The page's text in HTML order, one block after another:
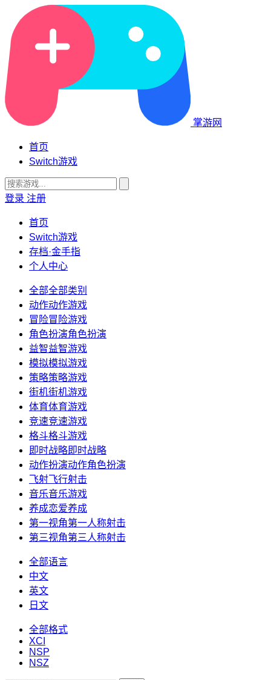
掌游网
首页
Switch游戏
登录 注册
首页
Switch游戏
存档·金手指
个人中心
全部全部类别
动作动作游戏
冒险冒险游戏
角色扮演角色扮演
益智益智游戏
模拟模拟游戏
策略策略游戏
街机街机游戏
体育体育游戏
竞速竞速游戏
格斗格斗游戏
即时战略即时战略
动作扮演动作角色扮演
飞射飞行射击
音乐音乐游戏
养成恋爱养成
第一视角第一人称射击
第三视角第三人称射击
全部语言
中文
英文
日文
全部格式
XCI
NSP
NSZ